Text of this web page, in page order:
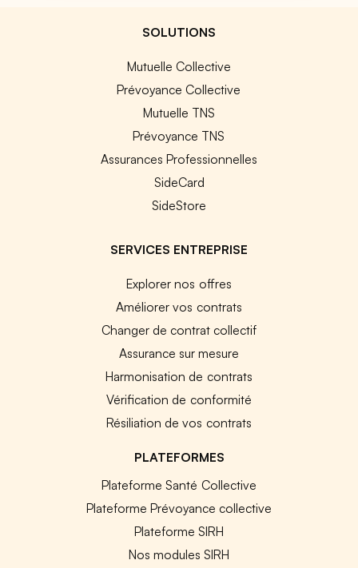
SOLUTIONS
Mutuelle Collective
Prévoyance Collective
Mutuelle TNS
Prévoyance TNS
Assurances Professionnelles
SideCard
SideStore
SERVICES ENTREPRISE
Explorer nos offres
Améliorer vos contrats
Changer de contrat collectif
Assurance sur mesure
Harmonisation de contrats
Vérification de conformité
Résiliation de vos contrats
PLATEFORMES
Plateforme Santé Collective
Plateforme Prévoyance collective
Plateforme SIRH
Nos modules SIRH